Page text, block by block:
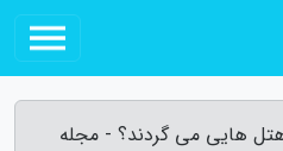
هتل هایی می گردند؟ - مجله